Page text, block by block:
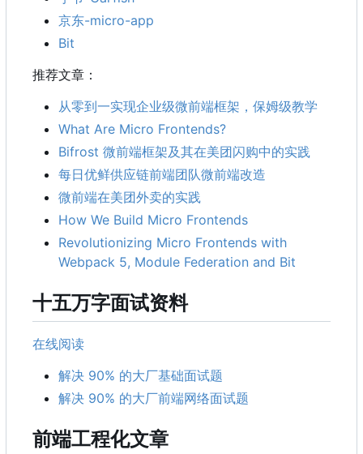
京东-micro-app
Bit
推荐文章：
从零到一实现企业级微前端框架，保姆级教学
What Are Micro Frontends?
Bifrost 微前端框架及其在美团闪购中的实践
每日优鲜供应链前端团队微前端改造
微前端在美团外卖的实践
How We Build Micro Frontends
Revolutionizing Micro Frontends with
Webpack 5, Module Federation and Bit
十五万字面试资料
在线阅读
解决 90% 的大厂基础面试题
解决 90% 的大厂前端网络面试题
前端工程化文章